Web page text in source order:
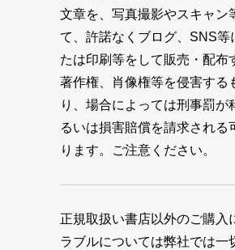
文章を、写真撮影やスキャン
て、許諾なくブログ、SNS等
たは印刷等をして販売・配布
著作権、肖像権等を侵害する
り、場合によっては刑事罰が
るいは損害賠償を請求される
ります。ご注意ください。
正規取扱い書店以外のご購入
ラブルについては弊社では一